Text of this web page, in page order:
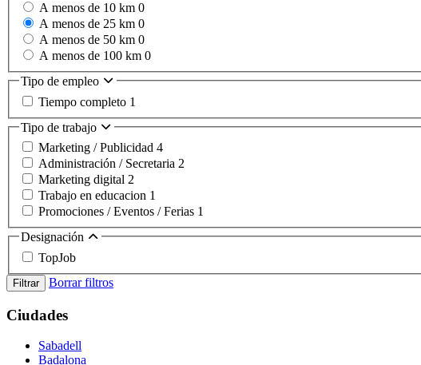
A menos de 10 km 0
A menos de 25 km 0
A menos de 50 km 0
A menos de 100 km 0
Tipo de empleo
Tiempo completo 1
Tipo de trabajo
Marketing / Publicidad 4
Administración / Secretaria 2
Marketing digital 2
Trabajo en educacion 1
Promociones / Eventos / Ferias 1
Designación
TopJob
Filtrar Borrar filtros
Ciudades
Sabadell
Badalona